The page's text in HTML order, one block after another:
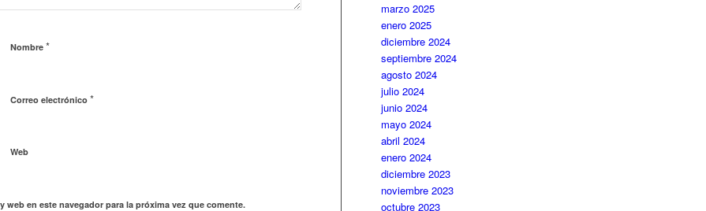
Nombre *
Correo electrónico *
Web
en este navegador para la próxima vez que comente.
marzo 2025
enero 2025
diciembre 2024
septiembre 2024
agosto 2024
julio 2024
junio 2024
mayo 2024
abril 2024
enero 2024
diciembre 2023
noviembre 2023
octubre 2023